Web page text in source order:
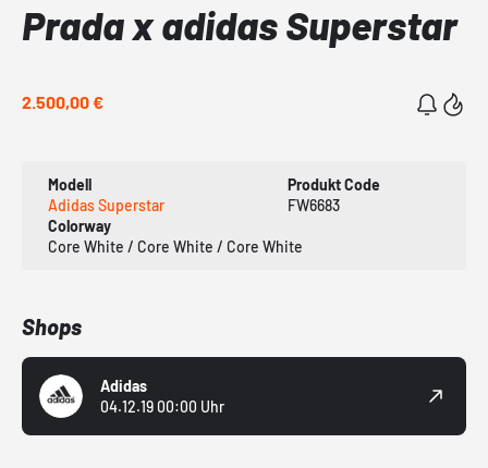
Prada x adidas Superstar
2.500,00 €
Modell
Adidas Superstar
Produkt Code
FW6683
Colorway
Core White / Core White / Core White
Shops
Adidas
04.12.19 00:00 Uhr